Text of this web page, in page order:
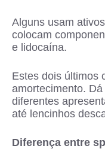
Alguns usam
colocam
e lidocaína.
Estes dois últimos
amortecimento.
diferentes
até lencinhos
Diferença entre